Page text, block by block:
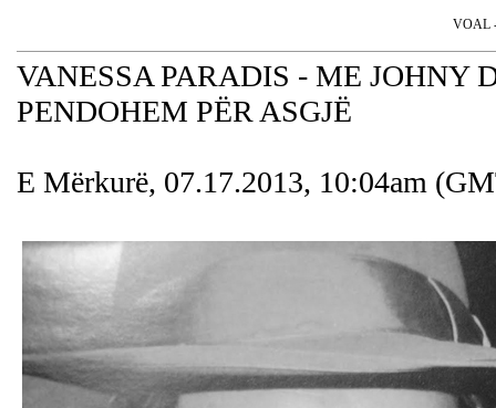
VOAL
VANESSA PARADIS - ME JOHNY
PENDOHEM PËR ASGJË
E Mërkurë, 07.17.2013, 10:04am